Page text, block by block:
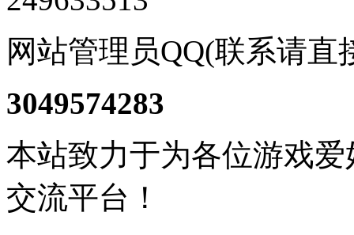
网站管理员QQ(联系请直
3049574283
本站致力于为各位游戏
交流平台！